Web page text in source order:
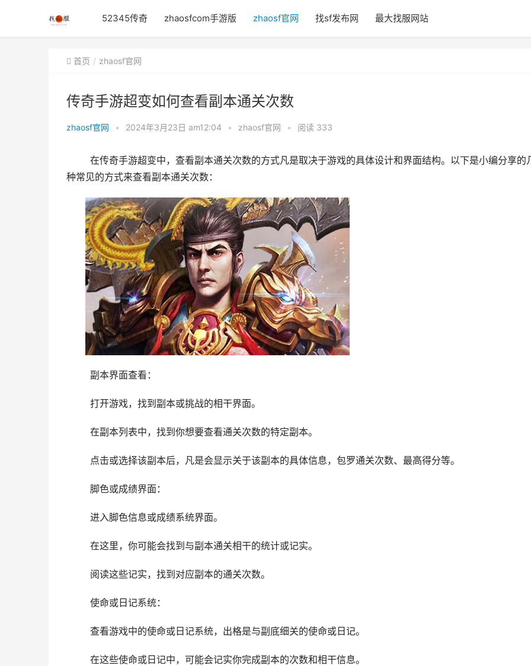
52345传奇 zhaosfcom手游版 zhaosf官网 找sf发布网 最大找服网站
首页 zhaosf官网
传奇手游超变如何查看副本通关次数
zhaosf官网 • 2024年3月23日 am12:04 • zhaosf官网 • 阅读 333
种常见的方式来查看副本通关次数：
	副本界面查看：
	打开游戏，找到副本或挑战的相干界面。
	在副本列表中，找到你想要查看通关次数的特定副本。
	点击或选择该副本后，凡是会显示关于该副本的具体信息，包罗通关次数、最高得分等。
	脚色或成绩界面：
	进入脚色信息或成绩系统界面。
	在这里，你可能会找到与副本通关相干的统计或记实。
	阅读这些记实，找到对应副本的通关次数。
	使命或日记系统：
	查看游戏中的使命或日记系统，出格是与副底细关的使命或日记。
	在这些使命或日记中，可能会记实你完成副本的次数和相干信息。